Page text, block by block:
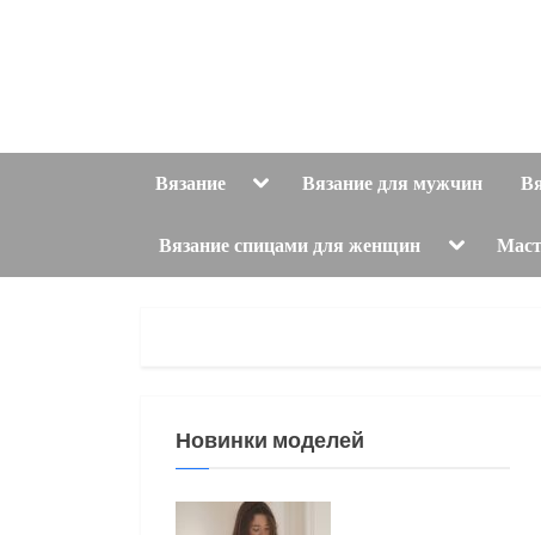
Вязание ToggleВязание для мужчин
Вязание спицами для женщин Toggle
menu
Новинки моделей